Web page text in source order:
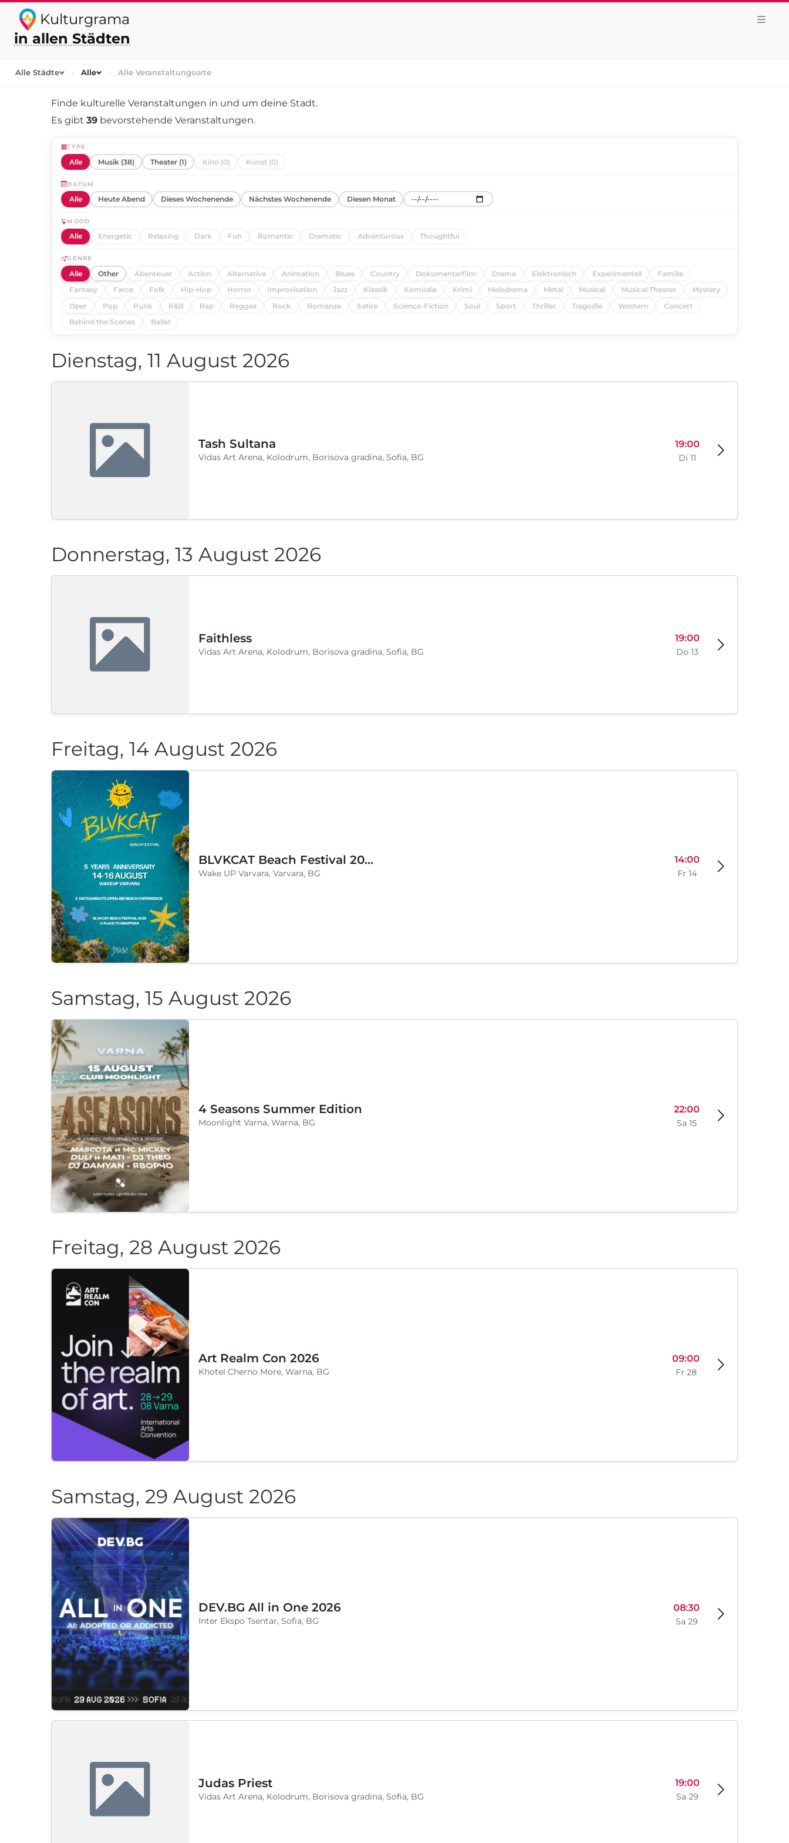
Kulturgrama
in allen Städten
Alle Städte › Alle › Alle Veranstaltungsorte
Finde kulturelle Veranstaltungen in und um deine Stadt.
Es gibt 39 bevorstehende Veranstaltungen.
TYPE
Alle Musik (38) Theater (1) Kino (0) Kunst (0)
DATUM
Alle Heute Abend Dieses Wochenende Nächstes Wochenende Diesen Monat
MOOD
Alle Energetic Relaxing Dark Fun Romantic Dramatic Adventurous Thoughtful
GENRE
Alle Other Abenteuer Action Alternative Animation Blues Country Dokumentarfilm Drama Elektronisch Experimentell
Familie
Fantasy
Farce Folk Hip-Hop Horror Improvisation Jazz Klassik Komödie Krimi Melodrama Metal Musical Musical Theater
Mystery
Oper
Pop Punk R&B Rap Reggae Rock Romanze Satire Science-Fiction Soul Sport Thriller Tragödie Western
Concert
Behind the Scenes
Ballet
Dienstag, 11 August 2026
Tash Sultana
Vidas Art Arena, Kolodrum, Borisova gradina, Sofia, BG
19:00
Di 11
Donnerstag, 13 August 2026
Faithless
Vidas Art Arena, Kolodrum, Borisova gradina, Sofia, BG
19:00
Do 13
Freitag, 14 August 2026
BLVKCAT Beach Festival 2026, Wake up Varvara
Wake UP Varvara, Varvara, BG
14:00
Fr 14
Samstag, 15 August 2026
4 Seasons Summer Edition
Moonlight Varna, Warna, BG
22:00
Sa 15
Freitag, 28 August 2026
Art Realm Con 2026
Khotel Cherno More, Warna, BG
09:00
Fr 28
Samstag, 29 August 2026
DEV.BG All in One 2026
Inter Ekspo Tsentar, Sofia, BG
08:30
Sa 29
Judas Priest
Vidas Art Arena, Kolodrum, Borisova gradina, Sofia, BG
19:00
Sa 29